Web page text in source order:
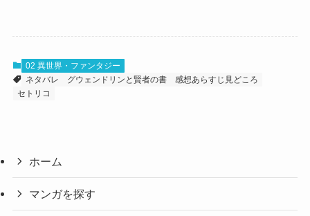
02 異世界・ファンタジー
ネタバレ
グウェンドリンと賢者の書
感想あらすじ見どころ
セトリコ
ホーム
マンガを探す